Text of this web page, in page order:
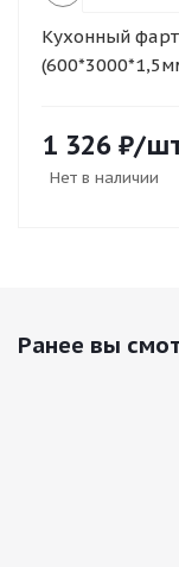
Кухонный
1 326 ₽/
Нет в наличии
Ранее вы